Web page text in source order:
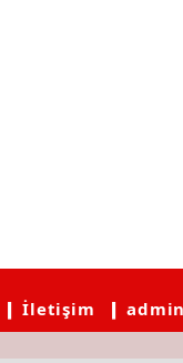
❙ İletişim ❙